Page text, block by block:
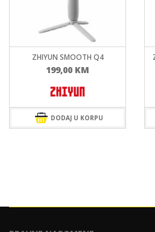
ZHIYUN SMOOTH Q4
199,00 KM
DODAJ U KORPU